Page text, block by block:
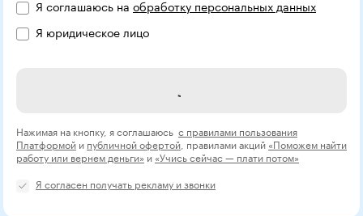
Я соглашаюсь на обработку персональных данных
Я юридическое лицо
Нажимая на кнопку, я соглашаюсь с правилами пользования
Платформой и публичной офертой , правилами акций «Поможем найти
работу или вернем деньги» и «Учись сейчас — плати потом»
Я согласен получать рекламу и звонки